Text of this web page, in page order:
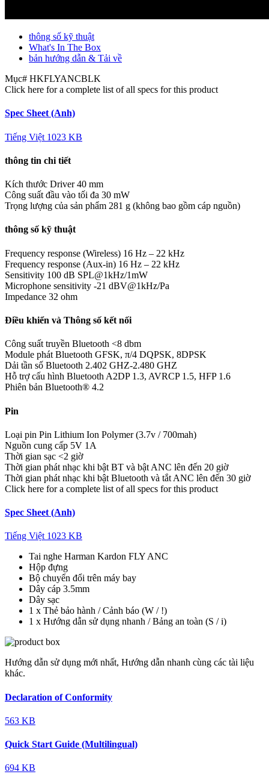
thông số kỹ thuật
What's In The Box
bản hướng dẫn & Tải về
Mục# HKFLYANCBLK
Click here for a complete list of all specs for this product
Spec Sheet (Anh)
Tiếng Việt 1023 KB
thông tin chi tiết
Kích thước Driver 40 mm
Công suất đầu vào tối đa 30 mW
Trọng lượng của sản phẩm 281 g (không bao gồm cáp nguồn)
thông số kỹ thuật
Frequency response (Wireless) 16 Hz – 22 kHz
Frequency response (Aux-in) 16 Hz – 22 kHz
Sensitivity 100 dB SPL@1kHz/1mW
Microphone sensitivity -21 dBV@1kHz/Pa
Impedance 32 ohm
Điều khiển và Thông số kết nối
Công suất truyền Bluetooth <8 dbm
Module phát Bluetooth GFSK, π/4 DQPSK, 8DPSK
Dải tần số Bluetooth 2.402 GHZ-2.480 GHZ
Hỗ trợ cấu hình Bluetooth A2DP 1.3, AVRCP 1.5, HFP 1.6
Phiên bản Bluetooth® 4.2
Pin
Loại pin Pin Lithium Ion Polymer (3.7v / 700mah)
Nguồn cung cấp 5V 1A
Thời gian sạc <2 giờ
Thời gian phát nhạc khi bật BT và bật ANC lên đến 20 giờ
Thời gian phát nhạc khi bật Bluetooth và tắt ANC lên đến 30 giờ
Click here for a complete list of all specs for this product
Spec Sheet (Anh)
Tiếng Việt 1023 KB
Tai nghe Harman Kardon FLY ANC
Hộp đựng
Bộ chuyển đổi trên máy bay
Dây cáp 3.5mm
Dây sạc
1 x Thẻ bảo hành / Cảnh báo (W / !)
1 x Hướng dẫn sử dụng nhanh / Bảng an toàn (S / i)
Hướng dẫn sử dụng mới nhất, Hướng dẫn nhanh cùng các tài liệu
khác.
Declaration of Conformity
563 KB
Quick Start Guide (Multilingual)
694 KB